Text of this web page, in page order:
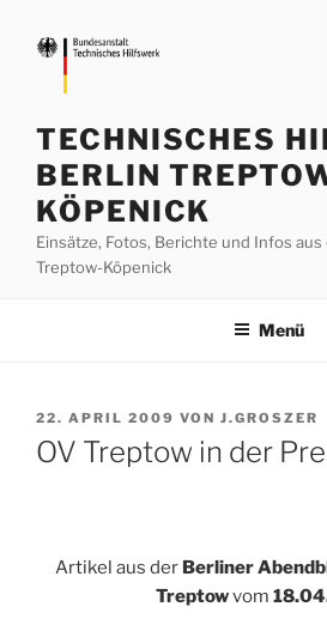
Inhalt
springen
TECHNISCHES
BERLIN
KÖPENICK
Einsätze, Fotos, Berichte und Infos
Treptow-Köpenick
Menü
VERÖFFENTLICHT
AM
22. APRIL 2009 VON J.GROSZER
OV Treptow in der
Artikel aus der Berliner
Treptowvom